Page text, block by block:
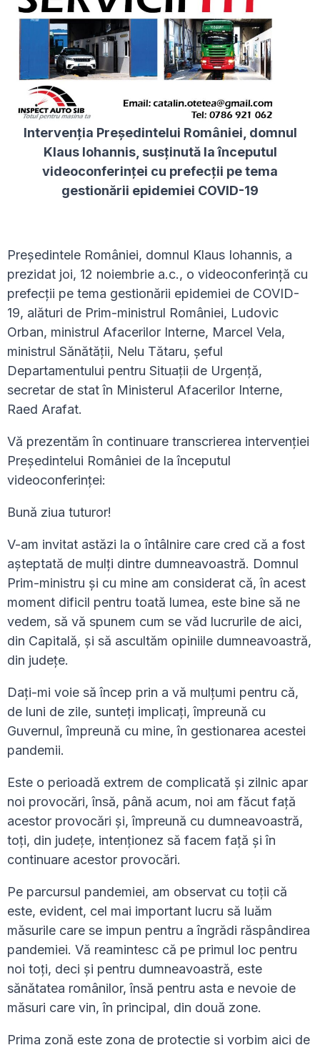
Intervenția Președintelui României, domnul
Klaus Iohannis, susținută la începutul
videoconferinței cu prefecții pe tema
gestionării epidemiei COVID-19
Președintele României, domnul Klaus Iohannis, a
prezidat joi, 12 noiembrie a.c., o videoconferință cu
prefecții pe tema gestionării epidemiei de COVID-
19, alături de Prim-ministrul României, Ludovic
Orban, ministrul Afacerilor Interne, Marcel Vela,
ministrul Sănătății, Nelu Tătaru, șeful
Departamentului pentru Situații de Urgență,
secretar de stat în Ministerul Afacerilor Interne,
Raed Arafat.
Vă prezentăm în continuare transcrierea intervenției
Președintelui României de la începutul
videoconferinței:
Bună ziua tuturor!
V-am invitat astăzi la o întâlnire care cred că a fost
așteptată de mulți dintre dumneavoastră. Domnul
Prim-ministru și cu mine am considerat că, în acest
moment dificil pentru toată lumea, este bine să ne
vedem, să vă spunem cum se văd lucrurile de aici,
din Capitală, și să ascultăm opiniile dumneavoastră,
din județe.
Dați-mi voie să încep prin a vă mulțumi pentru că,
de luni de zile, sunteți implicați, împreună cu
Guvernul, împreună cu mine, în gestionarea acestei
pandemii.
Este o perioadă extrem de complicată și zilnic apar
noi provocări, însă, până acum, noi am făcut față
acestor provocări și, împreună cu dumneavoastră,
toți, din județe, intenționez să facem față și în
continuare acestor provocări.
Pe parcursul pandemiei, am observat cu toții că
este, evident, cel mai important lucru să luăm
măsurile care se impun pentru a îngrădi răspândirea
pandemiei. Vă reamintesc că pe primul loc pentru
noi toți, deci și pentru dumneavoastră, este
sănătatea românilor, însă pentru asta e nevoie de
măsuri care vin, în principal, din două zone.
Prima zonă este zona de protecție și vorbim aici de